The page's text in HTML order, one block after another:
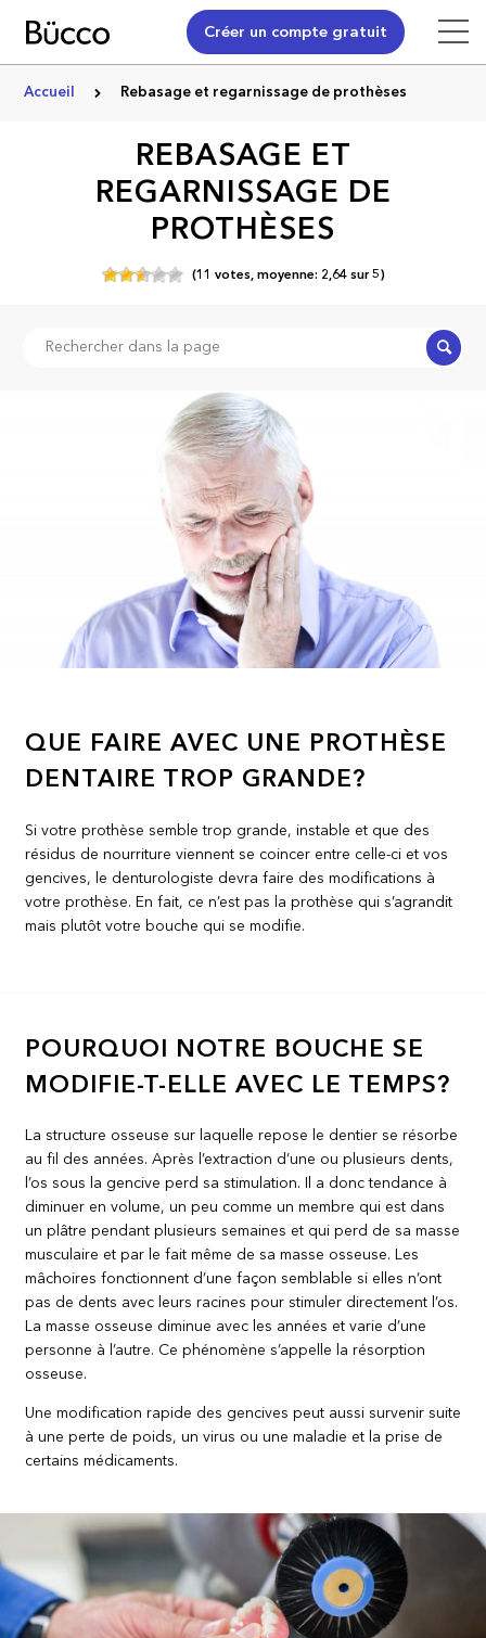
Créer un compte gratuit
Accueil Rebasage et regarnissage de prothèses
REBASAGE ET
REGARNISSAGE DE
PROTHÈSES
(11 votes,moyenne: 2,64sur5)
QUE FAIRE AVEC UNE PROTHÈSE
DENTAIRE TROP GRANDE?
Si votre prothèse semble trop grande, instable et que des
résidus de nourriture viennent se coincer entre celle-ci et vos
gencives, le denturologiste devra faire des modifications à
votre prothèse. En fait, ce n’est pas la prothèse qui s’agrandit
mais plutôt votre bouche qui se modifie.
POURQUOI NOTRE BOUCHE SE
MODIFIE-T-ELLE AVEC LE TEMPS?
La structure osseuse sur laquelle repose le dentier se résorbe
au fil des années. Après l’extraction d’une ou plusieurs dents,
l’os sous la gencive perd sa stimulation. Il a donc tendance à
diminuer en volume, un peu comme un membre qui est dans
un plâtre pendant plusieurs semaines et qui perd de sa masse
musculaire et par le fait même de sa masse osseuse. Les
mâchoires fonctionnent d’une façon semblable si elles n’ont
pas de dents avec leurs racines pour stimuler directement l’os.
La masse osseuse diminue avec les années et varie d’une
personne à l’autre. Ce phénomène s’appelle la résorption
osseuse.
Une modification rapide des gencives peut aussi survenir suite
à une perte de poids, un virus ou une maladie et la prise de
certains médicaments.